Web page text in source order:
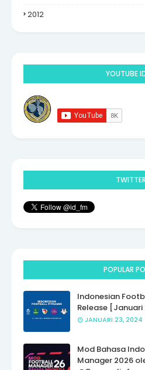
2012
YOUTUBE
TWITTER
POPULAR
Indonesian
Release [Januari
JANUARI 23, 2024
Mod Bahasa
Manager 2026